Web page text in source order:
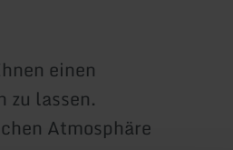
einen
zu lassen.
Atmosphäre